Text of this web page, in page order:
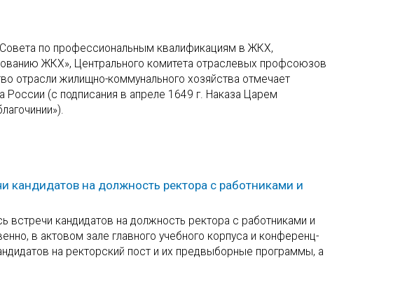
по профессиональным квалификациям в ЖКХ,
ЖКХ», Центрального комитета отраслевых профсоюзов
отрасли жилищно-коммунального хозяйства отмечает
(с подписания в апреле 1649 г. Наказа Царем
кандидатов на должность ректора с работниками и
встречи кандидатов на должность ректора с работниками и
в актовом зале главного учебного корпуса и конференц-
на ректорский пост и их предвыборные программы, а